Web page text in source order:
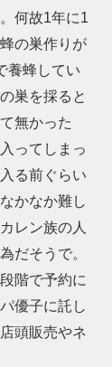
何故1年に1
の巣作りが
養蜂してい
巣を採ると
無かった
ってしまっ
る前ぐらい
かなか難し
レン族の人
だそうで。
階で予約に
優子に託し
頭販売やネ